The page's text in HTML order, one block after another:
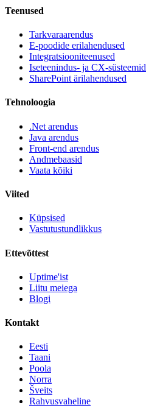
Teenused
Tarkvaraarendus
E-poodide erilahendused
Integratsiooniteenused
Iseteenindus- ja CX-süsteemid
SharePoint ärilahendused
Tehnoloogia
.Net arendus
Java arendus
Front-end arendus
Andmebaasid
Vaata kõiki
Viited
Küpsised
Vastutustundlikkus
Ettevõttest
Uptime'ist
Liitu meiega
Blogi
Kontakt
Eesti
Taani
Poola
Norra
Šveits
Rahvusvaheline